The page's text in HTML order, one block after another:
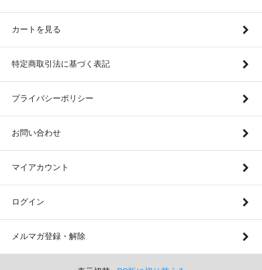
カートを見る
特定商取引法に基づく表記
プライバシーポリシー
お問い合わせ
マイアカウント
ログイン
メルマガ登録・解除